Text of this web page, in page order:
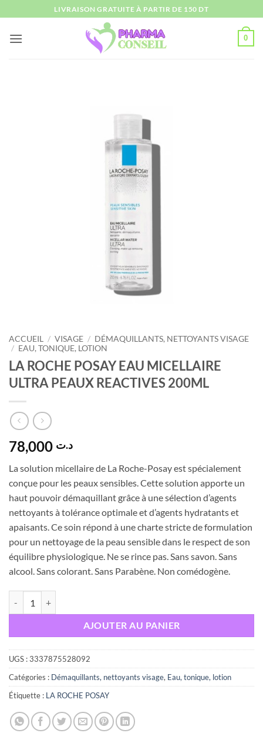
au
contenu
LIVRAISON GRATUITE À PARTIR DE 150 DT
0
ACCUEIL / VISAGE / DÉMAQUILLANTS, NETTOYANTS VISAGE
/ EAU, TONIQUE, LOTION
LA ROCHE POSAY EAU MICELLAIRE
ULTRA PEAUX REACTIVES 200ML
د.ت
La solution micellaire de La Roche-Posay est spécialement
conçue pour les peaux sensibles. Cette solution apporte un
haut pouvoir démaquillant grâce à une sélection d’agents
nettoyants à tolérance optimale et d’agents hydratants et
apaisants. Ce soin répond à une charte stricte de formulation
pour un nettoyage de la peau sensible dans le respect de son
équilibre physiologique. Ne se rince pas. Sans savon. Sans
alcool. Sans colorant. Sans Parabène. Non comédogène.
AJOUTER AU PANIER
UGS :3337875528092
Catégories : Démaquillants, nettoyants visage, Eau, tonique, lotion
Étiquette : LA ROCHE POSAY